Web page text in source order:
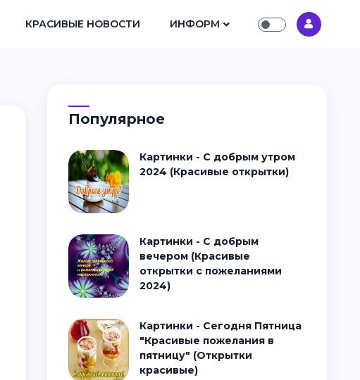
КРАСИВЫЕ НОВОСТИ ИНФОРМ
Популярное
Картинки - С добрым утром
2024 (Красивые открытки)
Картинки - С добрым
вечером (Красивые
открытки с пожеланиями
2024)
Картинки - Сегодня Пятница
"Красивые пожелания в
пятницу" (Открытки
красивые)